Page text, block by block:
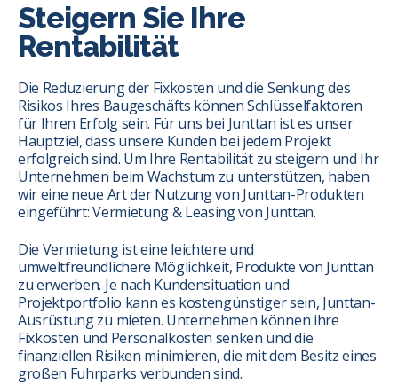
Steigern Sie Ihre
Rentabilität
Die Reduzierung der Fixkosten und die Senkung des
Risikos Ihres Baugeschäfts können Schlüsselfaktoren
für Ihren Erfolg sein. Für uns bei Junttan ist es unser
Hauptziel, dass unsere Kunden bei jedem Projekt
erfolgreich sind. Um Ihre Rentabilität zu steigern und Ihr
Unternehmen beim Wachstum zu unterstützen, haben
wir eine neue Art der Nutzung von Junttan-Produkten
eingeführt: Vermietung & Leasing von Junttan.
Die Vermietung ist eine leichtere und
umweltfreundlichere Möglichkeit, Produkte von Junttan
zu erwerben. Je nach Kundensituation und
Projektportfolio kann es kostengünstiger sein, Junttan-
Ausrüstung zu mieten. Unternehmen können ihre
Fixkosten und Personalkosten senken und die
finanziellen Risiken minimieren, die mit dem Besitz eines
großen Fuhrparks verbunden sind.